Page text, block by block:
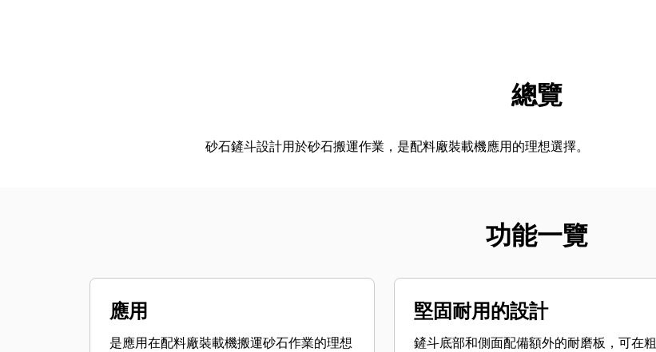
導覽總覽
砂石鏟斗設計用於砂石搬運作業，是配料廠裝載機應用的理想選擇。
功能一覽
應用
是應用在配料廠裝載機搬運砂石作業的理想
堅固耐用的設計
鏟斗底部和側面配備額外的耐磨板，可在粗